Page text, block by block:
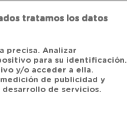
tratamos los datos
precisa. Analizar
para su identificación.
y/o acceder a ella.
de publicidad y
de servicios.